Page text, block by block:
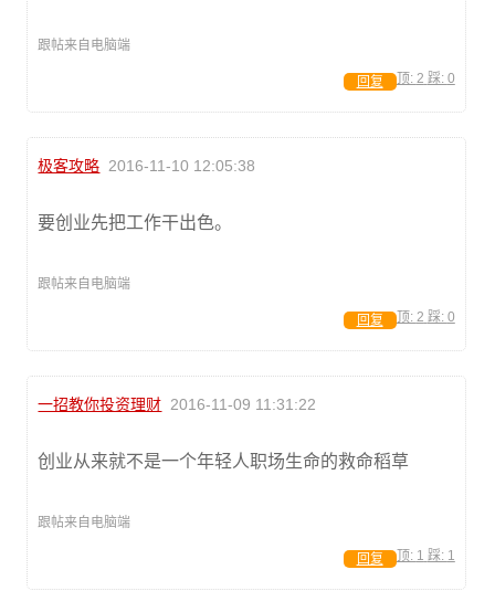
跟帖来自电脑端
顶: 2 踩: 0
回复
极客攻略 2016-11-10 12:05:38
要创业先把工作干出色。
跟帖来自电脑端
顶: 2 踩: 0
回复
一招教你投资理财 2016-11-09 11:31:22
创业从来就不是一个年轻人职场生命的救命稻草
跟帖来自电脑端
顶: 1 踩: 1
回复